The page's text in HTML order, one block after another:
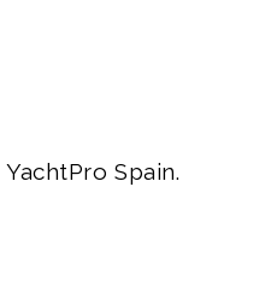
Spain.